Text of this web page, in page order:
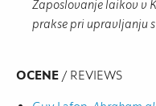
Zaposlovanje laikov v
prakse pri upravljanju
OCENE / REVIEWS